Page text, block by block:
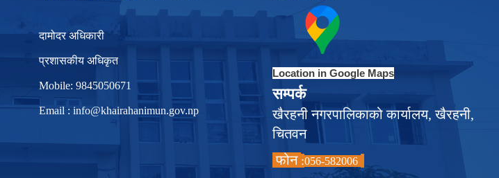
दामोदर अधिकारी
प्रशासकीय अधिकृत
Mobile: 9845050671
Email : info@khairahanimun.gov.np
Location in Google Maps
सम्पर्क
खैरहनी नगरपालिकाको कार्यालय, खैरहनी,
चितवन
फोन :